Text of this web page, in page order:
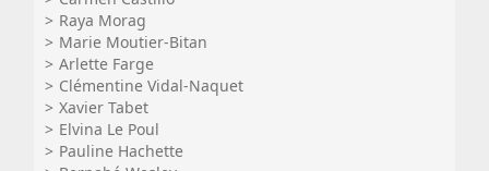
Raya Morag
Marie Moutier-Bitan
Arlette Farge
Clémentine Vidal-Naquet
Xavier Tabet
Elvina Le Poul
Pauline Hachette